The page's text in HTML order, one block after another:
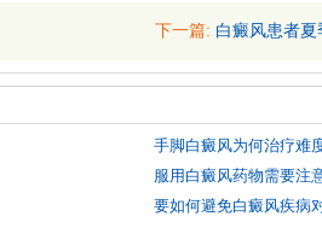
下一篇: 白癜风患者夏
手脚白癜风为何治疗难
服用白癜风药物需要注
要如何避免白癜风疾病